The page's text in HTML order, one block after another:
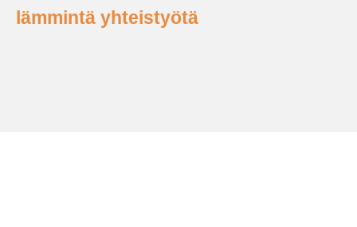
lämmintä yhteistyötä